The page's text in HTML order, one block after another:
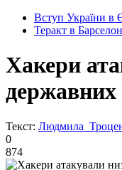
Вступ України в
Теракт в
Хакери
державних
Текст: Людмила
0
874